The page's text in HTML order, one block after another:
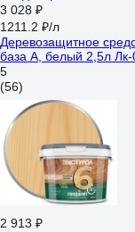
3 028 ₽
1211.2 ₽/л
Деревозащитное
база А, белый 2,5л
5
(56)
2 913 ₽